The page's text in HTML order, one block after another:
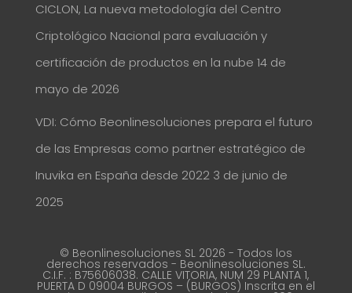
CICLON, La nueva metodología del Centro
Criptológico Nacional para evaluación y
certificación de productos en la nube 14 de
mayo de 2026
VDI: Cómo Beonlinesoluciones prepara el futuro
de las Empresas como partner estratégico de
Inuvika en España desde 2022 3 de junio de
2025
© Beonlinesoluciones SL 2026 - Todos los
derechos reservados - Beonlinesoluciones SL.
C.I.F. : B75606038. CALLE VITORIA, NUM 29 PLANTA 1,
PUERTA D 09004 BURGOS – (BURGOS) Inscrita en el